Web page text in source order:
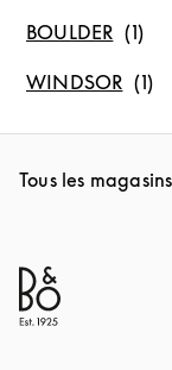
BOULDER
WINDSOR
Tous les magasins